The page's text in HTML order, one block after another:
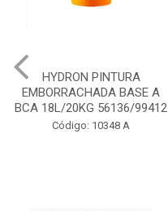
HYDRON PINTURA
EMBORRACHADA BASE A
BCA 18L/20KG 56136/99412
Código: 10348 A